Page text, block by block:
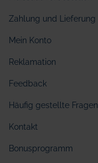
Zahlung und Lieferung
Mein Konto
Reklamation
Feedback
Häufig gestellte Fragen
Kontakt
Bonusprogramm